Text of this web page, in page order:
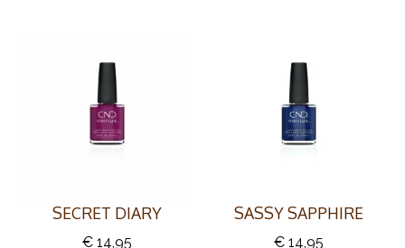
SECRET DIARY
€ 14,95
SASSY SAPPHIRE
€ 14,95